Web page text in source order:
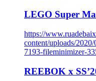
LEGO Super
https://
content/uploads/
7193-fileminimizer-
REEBOK x